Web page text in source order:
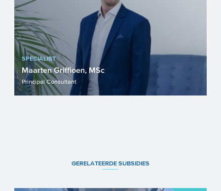
SPECIALIST
Maarten Griffioen, MSc
Principal Consultant
GERELATEERDE SUBSIDIES